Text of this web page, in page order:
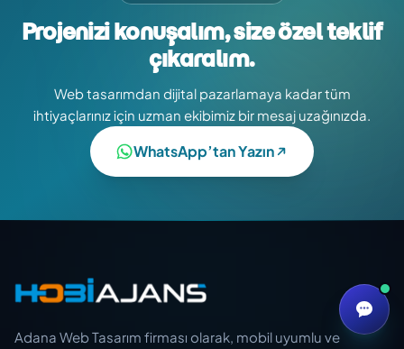
Projenizi konuşalım, size özel teklif
çıkaralım.
Web tasarımdan dijital pazarlamaya kadar tüm
ihtiyaçlarınız için uzman ekibimiz bir mesaj uzağınızda.
WhatsApp’tan Yazın
Adana Web Tasarım firması olarak, mobil uyumlu ve